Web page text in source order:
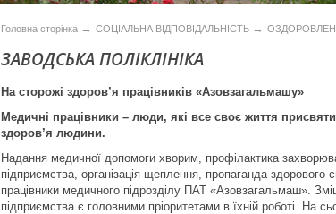
Головна сторінка → СОЦІАЛЬНА ВІДПОВІДАЛЬНІСТЬ →
ЗАВОДСЬКА ПОЛІКЛІНІКА
На сторожі здоров’я працівників «Азовзагальмашу»
Медичні працівники – люди, які все своє життя
здоров’я людини.
Надання медичної допомоги хворим, профілактика
підприємства, організація щеплення, пропаганда
працівники медичного підрозділу ПАТ «Азовзагальмаш».
підприємства є головними пріоритетами в їхній роботі. На